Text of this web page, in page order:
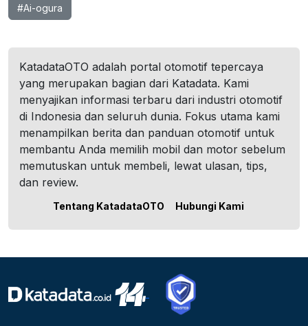
#Ai-ogura
KatadataOTO adalah portal otomotif tepercaya
yang merupakan bagian dari Katadata. Kami
menyajikan informasi terbaru dari industri otomotif
di Indonesia dan seluruh dunia. Fokus utama kami
menampilkan berita dan panduan otomotif untuk
membantu Anda memilih mobil dan motor sebelum
memutuskan untuk membeli, lewat ulasan, tips,
dan review.
Tentang KatadataOTO Hubungi Kami